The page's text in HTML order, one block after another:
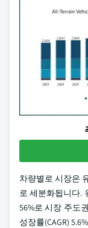
차량별로 시장은
로 세분화됩니다.
56%로 시장 주도
성장률(CAGR)